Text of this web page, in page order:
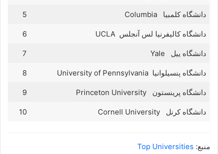
دانشگاه کلمبیا Columbia 5
دانشگاه کالیفرنیا لس آنجلس UCLA 6
دانشگاه ییل Yale 7
دانشگاه پنسیلوانیا University of Pennsylvania 8
دانشگاه پرينستون Princeton University 9
دانشگاه کرنل Cornell University 10
منبع: Top Universities